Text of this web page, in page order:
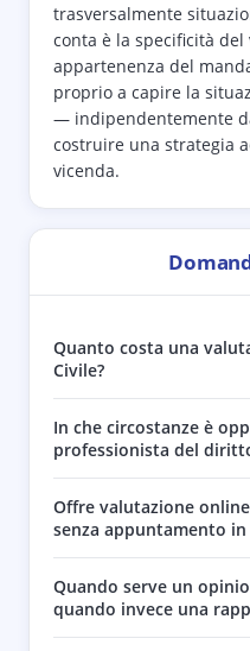
trasversalmente
conta è la specificità
appartenenza del
proprio a capire la
— indipendentemente
costruire una strategia
vicenda.
Quanto costa una
Civile?
In che circostanze è
professionista del
Offre valutazione
senza appuntamento
Quando serve un
quando invece una